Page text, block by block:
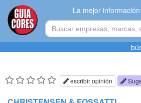
La mejor
escribir opinión